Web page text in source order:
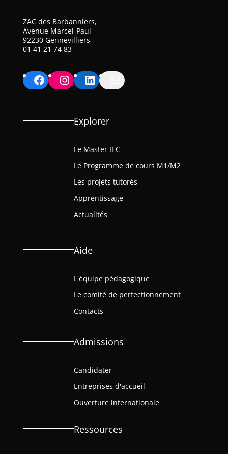
ZAC des Barbanniers,
Avenue Marcel-Paul
92230 Gennevilliers
01 41 21 74 83
Facebook Instagram LinkedIn
Explorer
Le Master IEC
Le Programme de cours M1/M2
Les projets tutorés
Apprentissage
Actualités
Aide
L'équipe pédagogique
Le comité de perfectionnement
Contacts
Admissions
Candidater
Entreprises d'accueil
Ouverture internationale
Ressources